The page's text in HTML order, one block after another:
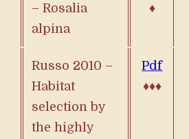
– Rosalia
alpina
♦
Russo 2010 –
Habitat
selection by
the highly
Pdf
♦♦♦